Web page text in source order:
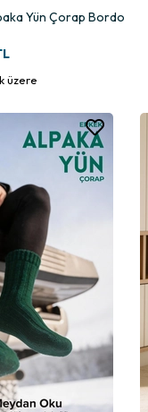
Yün Çorap Bordo
üzere